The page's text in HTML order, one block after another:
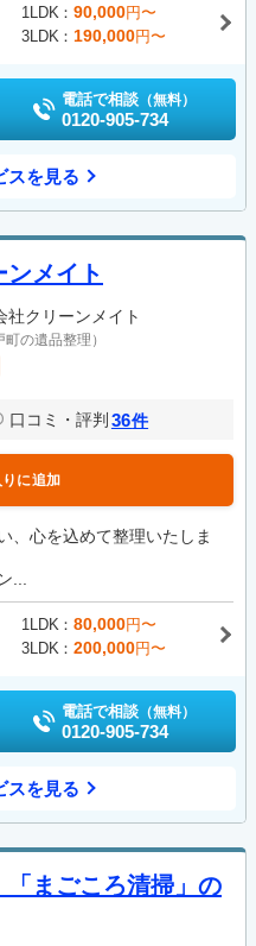
1LDK 90,000円〜
3LDK 190,000円〜
電話で相談 （無料）
0120-905-734
スを見る
メイト
社クリーンメイト
町の遺品整理）
口コミ・評判 36件
に追加
、心を込めて整理いたしま
...
1LDK 80,000円〜
3LDK 200,000円〜
電話で相談 （無料）
0120-905-734
スを見る
まごころ清掃」の